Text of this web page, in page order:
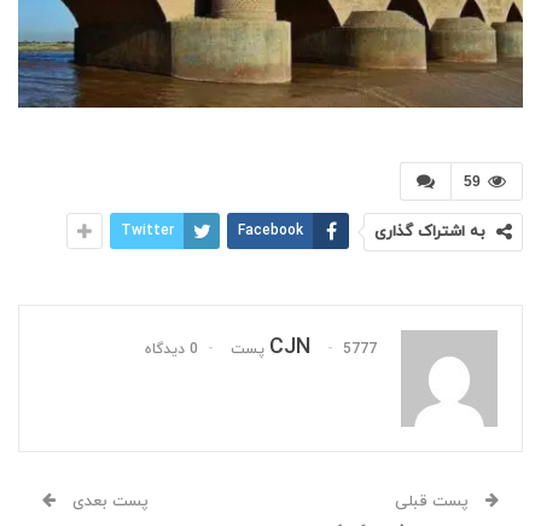
59
به اشتراک گذاری Facebook
Twitter
CJN 5777 پست 0 دیدگاه
پست قبلی پست بعدی